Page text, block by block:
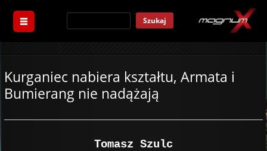
Szukaj
Kurganiec nabiera kształtu, Armata i
Bumierang nie nadążają
Tomasz Szulc